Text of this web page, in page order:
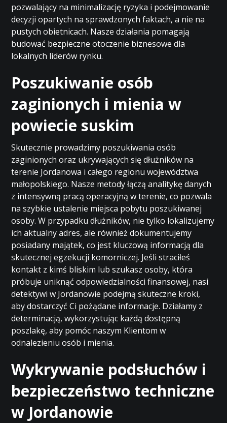
pozwalający na minimalizację ryzyka i podejmowanie
decyzji opartych na sprawdzonych faktach, a nie na
pustych obietnicach. Nasze działania pomagają
budować bezpieczne otoczenie biznesowe dla
lokalnych liderów rynku.
Poszukiwanie osób
zaginionych i mienia w
powiecie suskim
Skutecznie prowadzimy poszukiwania osób
zaginionych oraz ukrywających się dłużników na
terenie Jordanowa i całego regionu województwa
małopolskiego. Nasze metody łączą analitykę danych
z intensywną pracą operacyjną w terenie, co pozwala
na szybkie ustalenie miejsca pobytu poszukiwanej
osoby. W przypadku dłużników, nie tylko lokalizujemy
ich aktualny adres, ale również dokumentujemy
posiadany majątek, co jest kluczową informacją dla
skutecznej egzekucji komorniczej. Jeśli straciłeś
kontakt z kimś bliskim lub szukasz osoby, która
próbuje uniknąć odpowiedzialności finansowej, nasi
detektywi w Jordanowie podejmą skuteczne kroki,
aby dostarczyć Ci pożądane informacje. Działamy z
determinacją, wykorzystując każdą dostępną
poszlakę, aby pomóc naszym Klientom w
odnalezieniu osób i mienia.
Wykrywanie podsłuchów i
bezpieczeństwo techniczne
w Jordanowie